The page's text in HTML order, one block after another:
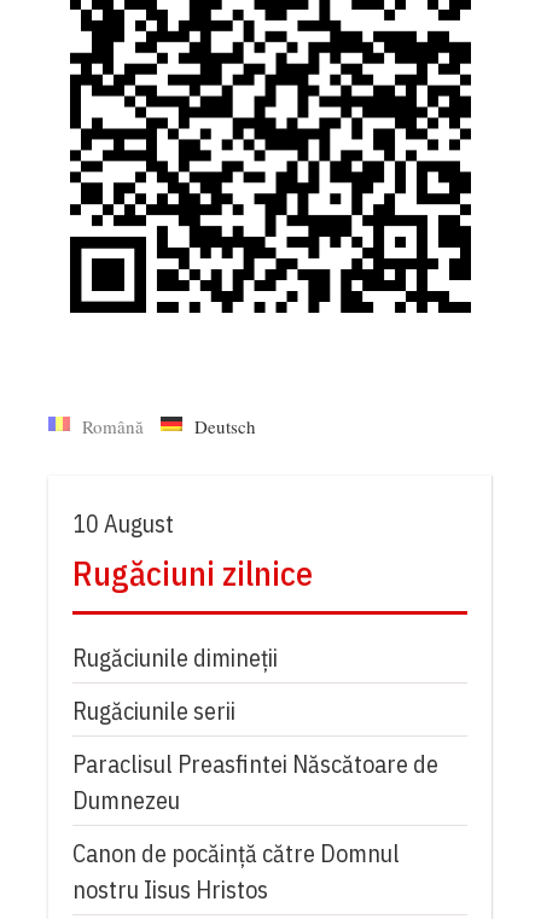
Română Deutsch
10 August
Rugăciuni zilnice
Rugăciunile dimineții
Rugăciunile serii
Paraclisul Preasfintei Născătoare de
Dumnezeu
Canon de pocăință către Domnul
nostru Iisus Hristos